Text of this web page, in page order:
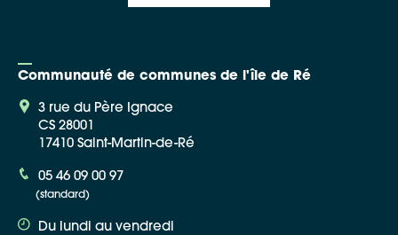
Communauté de communes de l'île de Ré
3 rue du Père Ignace
CS 28001
17410 Saint-Martin-de-Ré
05 46 09 00 97
(standard)
Du lundi au vendredi